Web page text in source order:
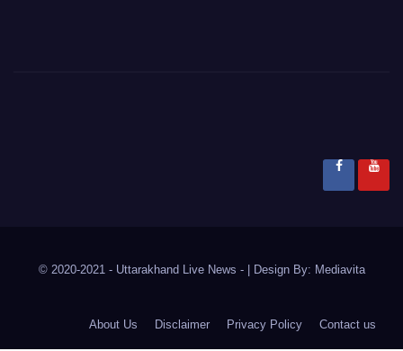
© 2020-2021 - Uttarakhand Live News - | Design By: Mediavita
About Us Disclaimer Privacy Policy Contact us